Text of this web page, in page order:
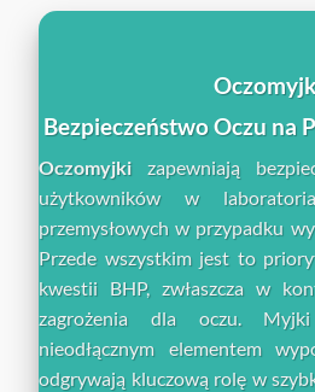
Bezpieczeństwo Oczu na
Oczomyjki zapewniają
użytkowników w
przemysłowych w przypadku
Przede wszystkim jest to
kwestii BHP, zwłaszcza w
zagrożenia dla oczu.
nieodłącznym elementem
odgrywają kluczową rolę w